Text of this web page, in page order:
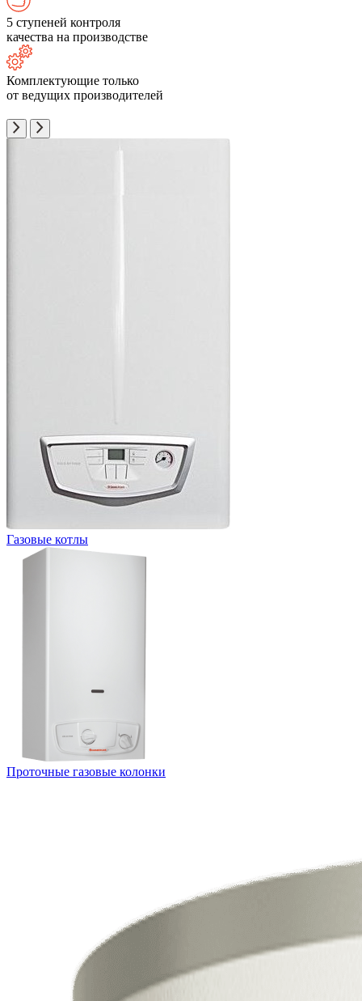
5 ступеней контроля
качества на производстве
Комплектующие только
от ведущих производителей
Газовые котлы
Проточные газовые колонки